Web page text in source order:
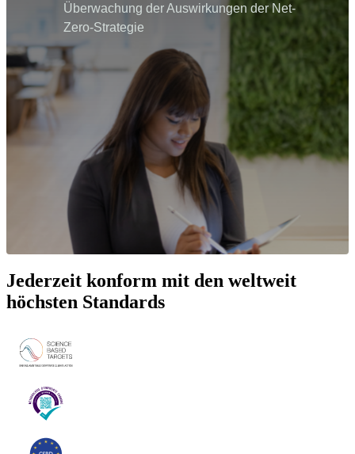
Überwachung der Auswirkungen der Net-
Zero-Strategie
Jederzeit konform mit den weltweit
höchsten Standards